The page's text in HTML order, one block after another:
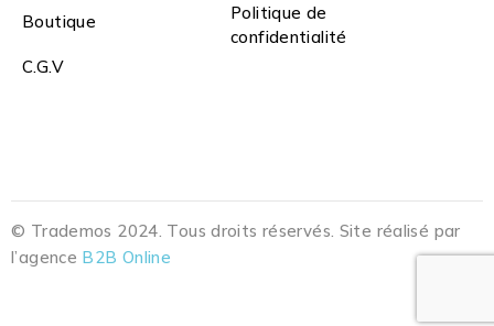
Boutique
Politique de
confidentialité
C.G.V
© Trademos 2024. Tous droits réservés. Site réalisé par
l’agence B2B Online